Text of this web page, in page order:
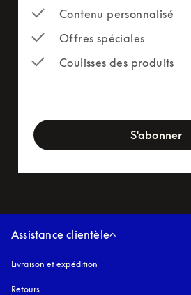
Contenu personnalisé
Offres spéciales
Coulisses des produits
S'abonner
Assistance clientèle
Livraison et expédition
Retours